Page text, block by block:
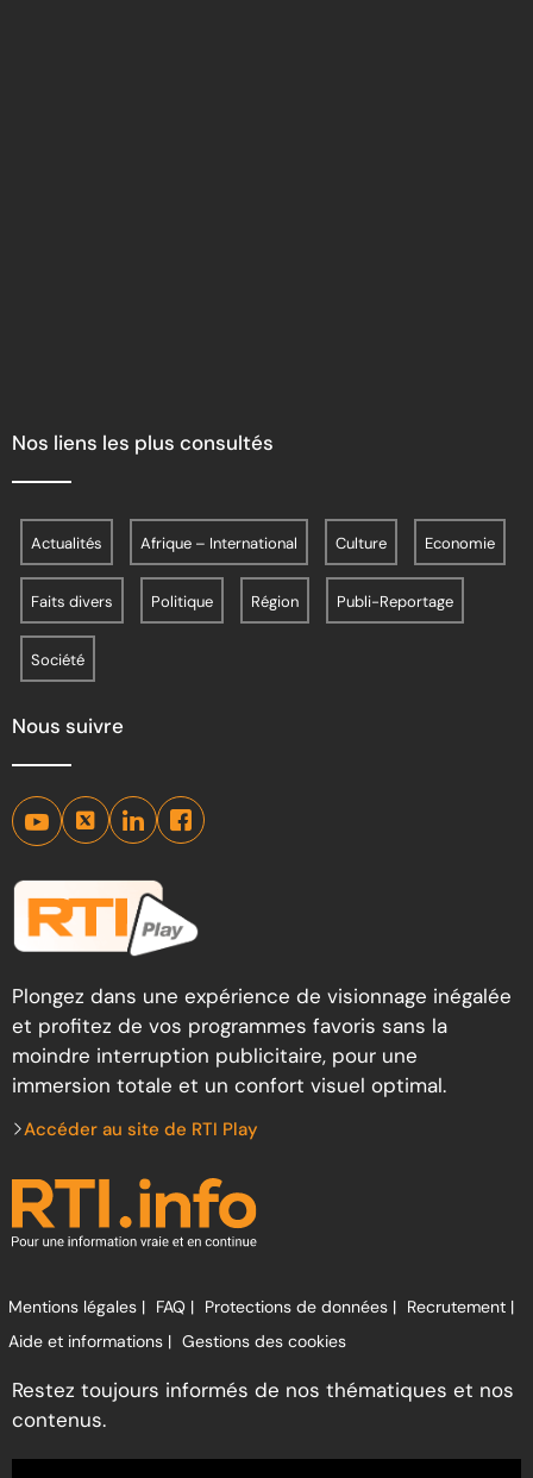
Nos liens les plus consultés
Actualités Afrique – International Culture Economie
Faits divers Politique Région Publi-Reportage
Société
Nous suivre
Plongez dans une expérience de visionnage inégalée
et profitez de vos programmes favoris sans la
moindre interruption publicitaire, pour une
immersion totale et un confort visuel optimal.
Accéder au site de RTI Play
Mentions légales | FAQ | Protections de données | Recrutement |
Aide et informations | Gestions des cookies
Restez toujours informés de nos thématiques et nos
contenus.